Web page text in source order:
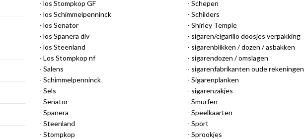
los Stompkop GF
los Schimmelpenninck
los Senator
los Spanera div
los Steenland
Los Stompkop nf
Salens
Schimmelpenninck
Sels
Senator
Spanera
Steenland
Stompkop
Schepen
Schilders
Shirley Temple
sigaren/cigariilo doosjes verpakking
sigarenblikken / dozen / asbakken
sigarendozen / omslagen
sigarenfabrikanten oude rekeningen
Sigarenplanken
sigarenzakjes
Smurfen
Speelkaarten
Sport
Sprookjes